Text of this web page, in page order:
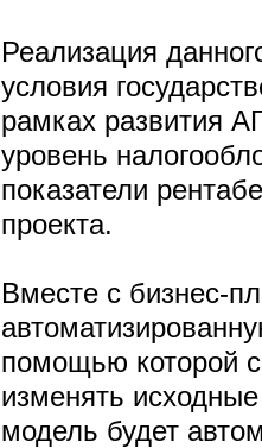
Реализация
условия
рамках развития
уровень
показатели
проекта.
Вместе с бизнес-
помощью которой
изменять
модель будет